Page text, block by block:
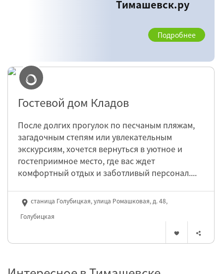
Тимашевск.ру
Подробнее
Гостевой дом Кладов
После долгих прогулок по песчаным пляжам,
загадочным степям или увлекательным
экскурсиям, хочется вернуться в уютное и
гостеприимное место, где вас ждет
комфортный отдых и заботливый персонал....
станица Голубицкая, улица Ромашковая, д. 48,
Голубицкая